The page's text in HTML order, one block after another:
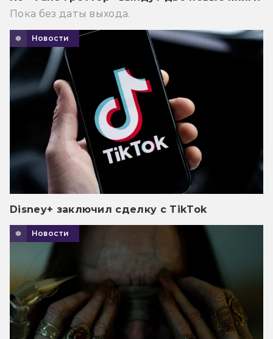
Пока без даты выхода.
Новости
Disney+ заключил сделку с TikTok
Новости